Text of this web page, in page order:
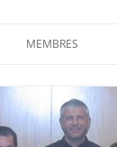
MEMBRES